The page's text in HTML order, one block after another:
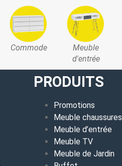
Commode
Meuble
d'entrée
PRODUITS
Promotions
Meuble chaussures
Meuble d’entrée
Meuble TV
Meuble de Jardin